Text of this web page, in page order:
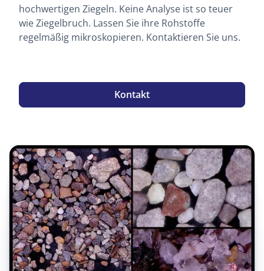
hochwertigen Ziegeln. Keine Analyse ist so teuer
wie Ziegelbruch. Lassen Sie ihre Rohstoffe
regelmäßig mikroskopieren. Kontaktieren Sie uns.
Kontakt